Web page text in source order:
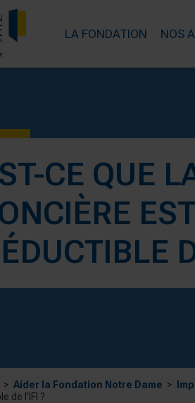
LA FONDATION NOS
CE QUE
EST
Aider la Fondation Notre Dame
de l’IFI ?